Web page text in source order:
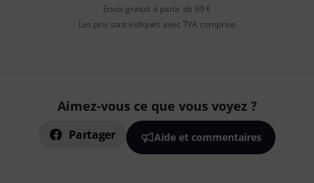
Envoi gratuit à partir de 69 €
Les prix sont indiqués avec TVA comprise
Aimez-vous ce que vous voyez ?
Partager Aide et commentaires